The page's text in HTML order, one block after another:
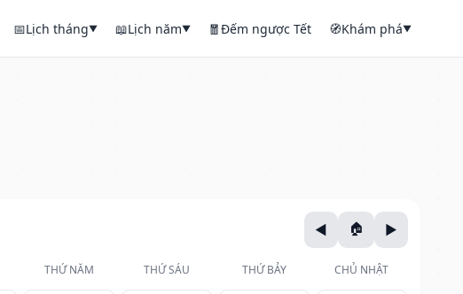
📅Lịch tháng▼ 📖Lịch năm▼ 🧧Đếm ngược Tết 🧭Khám phá▼
THỨ NĂM THỨ SÁU THỨ BẢY CHỦ NHẬT